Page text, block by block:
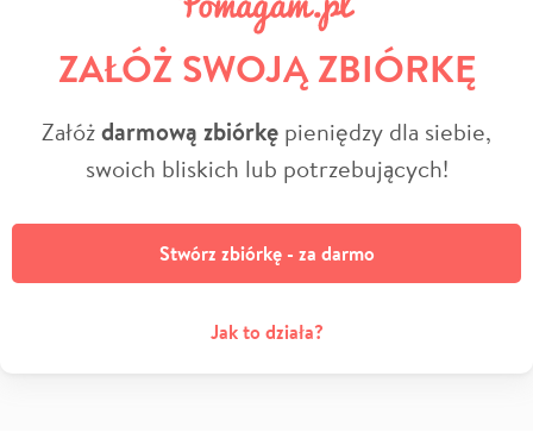
ZAŁÓŻ SWOJĄ ZBIÓRKĘ
Załóżdarmową zbiórkę pieniędzy dla siebie,
swoich bliskich lub potrzebujących!
Stwórz zbiórkę - za darmo
Jak to działa?